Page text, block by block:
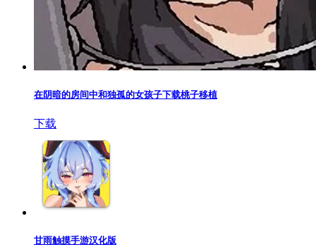
在阴暗的房间中和独孤的女孩子下载桃子移植
下载
甘雨触摸手游汉化版